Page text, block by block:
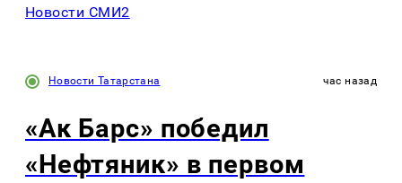
Новости СМИ2
Новости Татарстана час назад
«Ак Барс» победил
«Нефтяник» в первом